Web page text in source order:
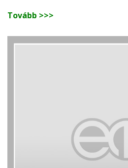
Tovább >>>